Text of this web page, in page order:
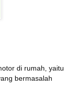
di rumah, yaitu
bermasalah